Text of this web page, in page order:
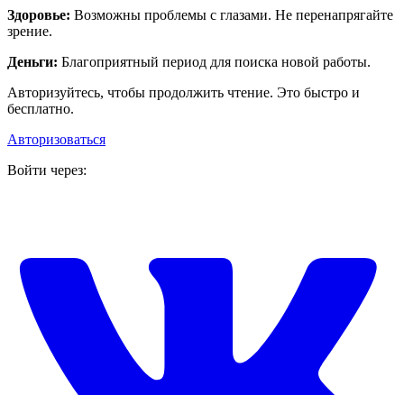
Здоровье: Возможны проблемы с глазами. Не перенапрягайте
зрение.
Деньги: Благоприятный период для поиска новой работы.
Авторизуйтесь, чтобы продолжить чтение. Это быстро и
бесплатно.
Авторизоваться
Войти через: